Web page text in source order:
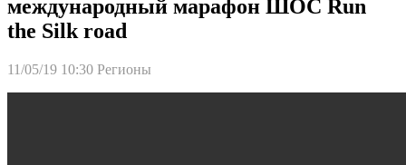
международный марафон ШОС Run
the Silk road
11/05/19 10:30 Регионы